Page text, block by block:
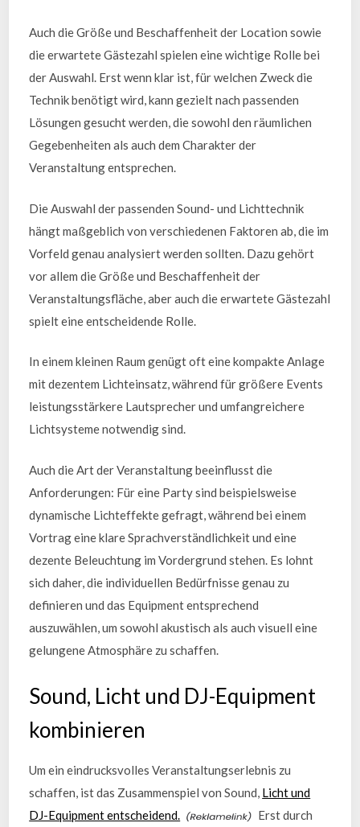
Auch die Größe und Beschaffenheit der Location sowie
die erwartete Gästezahl spielen eine wichtige Rolle bei
der Auswahl. Erst wenn klar ist, für welchen Zweck die
Technik benötigt wird, kann gezielt nach passenden
Lösungen gesucht werden, die sowohl den räumlichen
Gegebenheiten als auch dem Charakter der
Veranstaltung entsprechen.
Die Auswahl der passenden Sound- und Lichttechnik
hängt maßgeblich von verschiedenen Faktoren ab, die im
Vorfeld genau analysiert werden sollten. Dazu gehört
vor allem die Größe und Beschaffenheit der
Veranstaltungsfläche, aber auch die erwartete Gästezahl
spielt eine entscheidende Rolle.
In einem kleinen Raum genügt oft eine kompakte Anlage
mit dezentem Lichteinsatz, während für größere Events
leistungsstärkere Lautsprecher und umfangreichere
Lichtsysteme notwendig sind.
Auch die Art der Veranstaltung beeinflusst die
Anforderungen: Für eine Party sind beispielsweise
dynamische Lichteffekte gefragt, während bei einem
Vortrag eine klare Sprachverständlichkeit und eine
dezente Beleuchtung im Vordergrund stehen. Es lohnt
sich daher, die individuellen Bedürfnisse genau zu
definieren und das Equipment entsprechend
auszuwählen, um sowohl akustisch als auch visuell eine
gelungene Atmosphäre zu schaffen.
Sound, Licht und DJ-Equipment
kombinieren
Um ein eindrucksvolles Veranstaltungserlebnis zu
schaffen, ist das Zusammenspiel von Sound, Licht und
DJ-Equipment entscheidend.
Erst durch